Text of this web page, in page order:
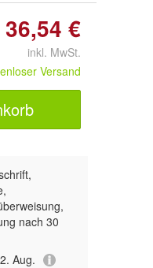
36,54 €
inkl. MwSt.
Versand
nach 30
Aug.